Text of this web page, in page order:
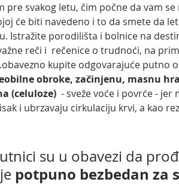
pre svakog letu, čim počne da vam
će biti navedeno i to da smete da
Istražite porodilišta i bolnice na
reči i  rečenice o trudnoći, na
kupite odgovarajuće putno
obroke, začinjenu, masnu
(celuloze)
- sveže voće i povrće -
i ubrzavaju cirkulaciju krvi, a kao
potpuno bezbedan za